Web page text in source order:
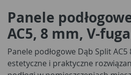
Panele
AC5, 8 mm, V-
Panele podłogowe Dąb Split
estetyczne i praktyczne